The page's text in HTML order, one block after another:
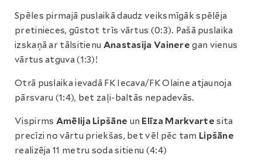
Spēles pirmajā puslaikā daudz veiksmīgāk spēlēja
pretinieces, gūstot trīs vārtus (0:3). Pašā puslaika
izskaņā ar tālsitienu Anastasija Vainere gan vienus
vārtus atguva (1:3)!
Otrā puslaika ievadā FK Iecava/FK Olaine atjaunoja
pārsvaru (1:4), bet zaļi-baltās nepadevās.
Vispirms Amēlija Lipšāne un Elīza Markvarte sita
precīzi no vārtu priekšas, bet vēl pēc tam Lipšāne
realizēja 11 metru soda sitienu (4:4)